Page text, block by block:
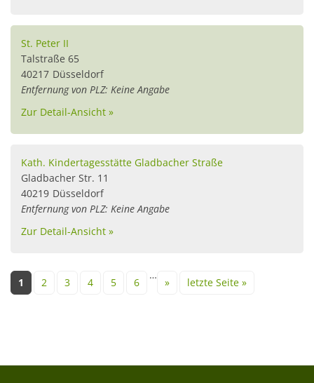
St. Peter II
Talstraße 65
40217 Düsseldorf
Entfernung von PLZ: Keine Angabe
Zur Detail-Ansicht »
Kath. Kindertagesstätte Gladbacher Straße
Gladbacher Str. 11
40219 Düsseldorf
Entfernung von PLZ: Keine Angabe
Zur Detail-Ansicht »
Seiten
1 2 3 4 5 6
…
» letzte Seite »